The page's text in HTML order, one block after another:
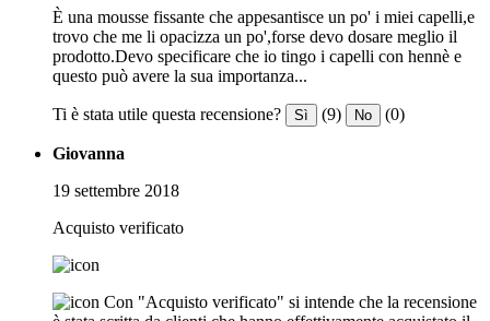
È una mousse fissante che appesantisce un po' i miei capelli,e
trovo che me li opacizza un po',forse devo dosare meglio il
prodotto.Devo specificare che io tingo i capelli con hennè e
questo può avere la sua importanza...
Ti è stata utile questa recensione? Sì (9) No (0)
Giovanna
19 settembre 2018
Acquisto verificato
Con "Acquisto verificato" si intende che la recensione